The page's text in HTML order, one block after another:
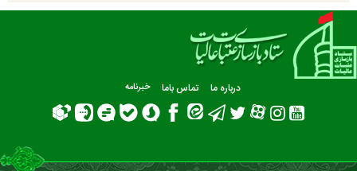
درباره ما تماس باما خبرنامه